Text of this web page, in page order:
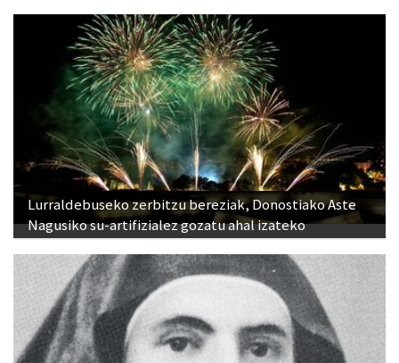
Lurraldebuseko zerbitzu bereziak, Donostiako Aste
Nagusiko su-artifizialez gozatu ahal izateko